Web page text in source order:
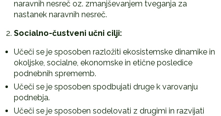
naravnih nesreč oz. zmanjševanjem tveganja za
nastanek naravnih nesreč.
Socialno-čustveni učni cilji:
Učeči se je sposoben razložiti ekosistemske dinamike in
okoljske, socialne, ekonomske in etične posledice
podnebnih sprememb.
Učeči se je sposoben spodbujati druge k varovanju
podnebja.
Učeči se je sposoben sodelovati z drugimi in razvijati